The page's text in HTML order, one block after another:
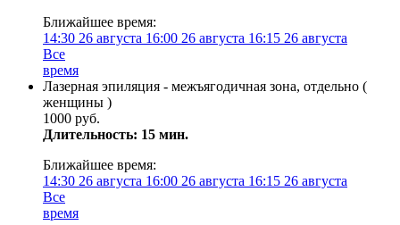
Ближайшее время:
14:30 26 августа 16:00 26 августа 16:15 26 августа
Все
время
Лазерная эпиляция - межъягодичная зона, отдельно (
женщины )
1000 руб.
Длительность: 15 мин.
Ближайшее время:
14:30 26 августа 16:00 26 августа 16:15 26 августа
Все
время